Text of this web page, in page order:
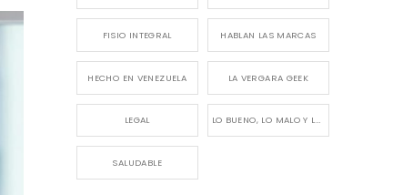
FISIO INTEGRAL HABLAN LAS MARCAS
HECHO EN VENEZUELA LA VERGARA GEEK
LEGAL LO BUENO, LO MALO Y LO FEO
SALUDABLE